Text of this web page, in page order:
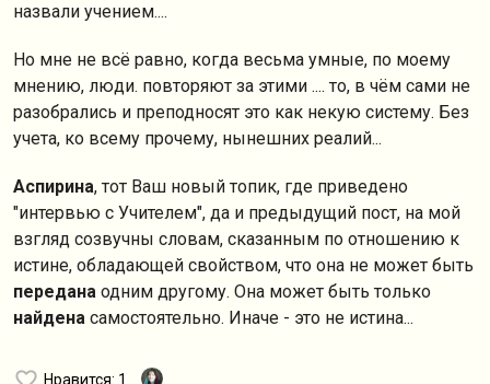
назвали учением....
Но мне не всё равно, когда весьма умные, по моему
мнению, люди. повторяют за этими .... то, в чём сами не
разобрались и преподносят это как некую систему. Без
учета, ко всему прочему, нынешних реалий...
Аспирина, тот Ваш новый топик, где приведено
"интервью с Учителем", да и предыдущий пост, на мой
взгляд созвучны словам, сказанным по отношению к
истине, обладающей свойством, что она не может быть
передана одним другому. Она может быть только
найдена самостоятельно. Иначе - это не истина...
Нравится: 1